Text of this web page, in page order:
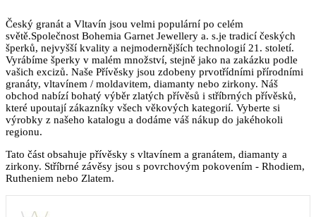
Český granát a Vltavín jsou velmi populární po celém
světě.Společnost Bohemia Garnet Jewellery a. s.je tradicí českých
šperků, nejvyšší kvality a nejmodernějších technologií 21. století.
Vyrábíme šperky v malém množství, stejně jako na zakázku podle
vašich excizů. Naše Přívěsky jsou zdobeny prvotřídními přírodními
granáty, vltavínem / moldavitem, diamanty nebo zirkony. Náš
obchod nabízí bohatý výběr zlatých přívěsů i stříbrných přívěsků,
které upoutají zákazníky všech věkových kategorií. Vyberte si
výrobky z našeho katalogu a dodáme váš nákup do jakéhokoli
regionu.
Tato část obsahuje přívěsky s vltavínem a granátem, diamanty a
zirkony. Stříbrné závěsy jsou s povrchovým pokovením - Rhodiem,
Rutheniem nebo Zlatem.